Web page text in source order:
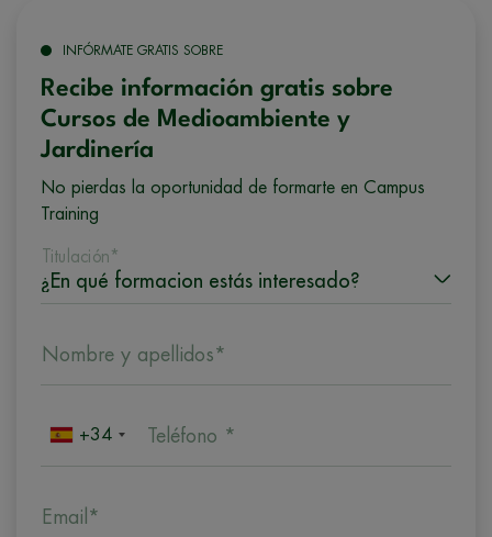
INFÓRMATE GRATIS SOBRE
Recibe información gratis sobre
Cursos de Medioambiente y
Jardinería
No pierdas la oportunidad de formarte en Campus
Training
Titulación*
Nombre y apellidos*
+34 Teléfono *
Email*